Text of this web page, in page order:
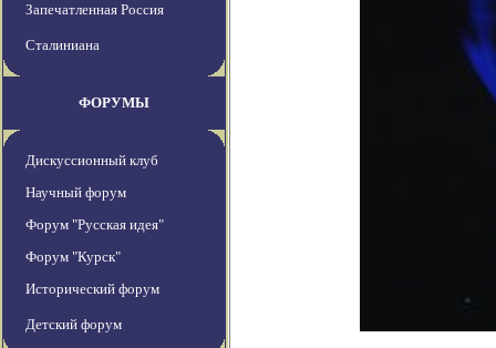
Запечатленная Россия
Сталиниана
ФОРУМЫ
Дискуссионный клуб
Научный форум
Форум "Русская идея"
Форум "Курск"
Исторический форум
Детский форум